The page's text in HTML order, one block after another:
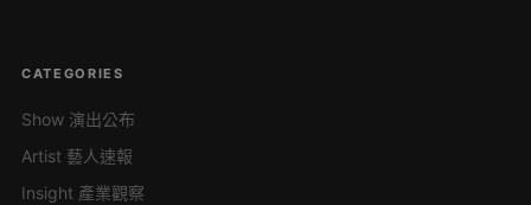
CATEGORIES
Show 演出公布
Artist 藝人速報
Insight 產業觀察